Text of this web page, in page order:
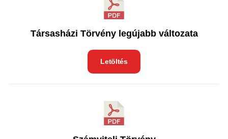
Társasházi Törvény legújabb változata
Letöltés